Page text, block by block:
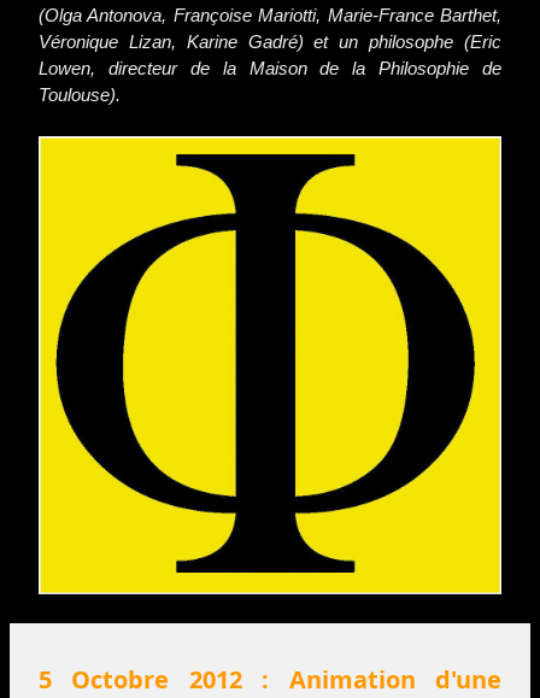
(Olga Antonova, Françoise Mariotti, Marie-France Barthet,
Véronique Lizan, Karine Gadré) et un philosophe (Eric
Lowen, directeur de la Maison de la Philosophie de
Toulouse).
5 Octobre 2012 : Animation d'une